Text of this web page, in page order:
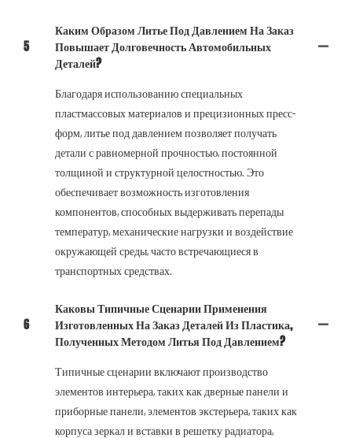
5
Каким Образом Литье Под Давлением На Заказ
Повышает Долговечность Автомобильных
Деталей?
Благодаря использованию специальных
пластмассовых материалов и прецизионных пресс-
форм, литье под давлением позволяет получать
детали с равномерной прочностью, постоянной
толщиной и структурной целостностью. Это
обеспечивает возможность изготовления
компонентов, способных выдерживать перепады
температур, механические нагрузки и воздействие
окружающей среды, часто встречающиеся в
транспортных средствах.
6
Каковы Типичные Сценарии Применения
Изготовленных На Заказ Деталей Из Пластика,
Полученных Методом Литья Под Давлением?
Типичные сценарии включают производство
элементов интерьера, таких как дверные панели и
приборные панели, элементов экстерьера, таких как
корпуса зеркал и вставки в решетку радиатора,